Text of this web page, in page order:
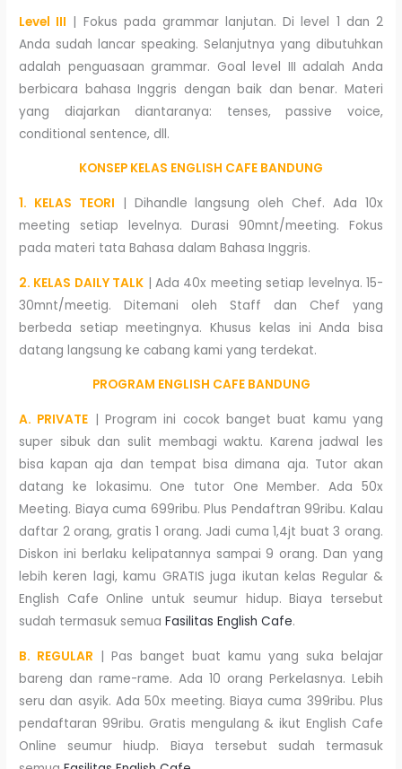
Level III | Fokus pada grammar lanjutan. Di level 1 dan 2
Anda sudah lancar speaking. Selanjutnya yang dibutuhkan
adalah penguasaan grammar. Goal level III adalah Anda
berbicara bahasa Inggris dengan baik dan benar. Materi
yang diajarkan diantaranya: tenses, passive voice,
conditional sentence, dll.
KONSEP KELAS ENGLISH CAFE BANDUNG
1. KELAS TEORI | Dihandle langsung oleh Chef. Ada 10x
meeting setiap levelnya. Durasi 90mnt/meeting. Fokus
pada materi tata Bahasa dalam Bahasa Inggris.
2. KELAS DAILY TALK | Ada 40x meeting setiap levelnya. 15-
30mnt/meetig. Ditemani oleh Staff dan Chef yang
berbeda setiap meetingnya. Khusus kelas ini Anda bisa
datang langsung ke cabang kami yang terdekat.
PROGRAM ENGLISH CAFE BANDUNG
A. PRIVATE | Program ini cocok banget buat kamu yang
super sibuk dan sulit membagi waktu. Karena jadwal les
bisa kapan aja dan tempat bisa dimana aja. Tutor akan
datang ke lokasimu. One tutor One Member. Ada 50x
Meeting. Biaya cuma 699ribu. Plus Pendaftran 99ribu. Kalau
daftar 2 orang, gratis 1 orang. Jadi cuma 1,4jt buat 3 orang.
Diskon ini berlaku kelipatannya sampai 9 orang. Dan yang
lebih keren lagi, kamu GRATIS juga ikutan kelas Regular &
English Cafe Online untuk seumur hidup. Biaya tersebut
sudah termasuk semuaFasilitas English Cafe.
B. REGULAR | Pas banget buat kamu yang suka belajar
bareng dan rame-rame. Ada 10 orang Perkelasnya. Lebih
seru dan asyik. Ada 50x meeting. Biaya cuma 399ribu. Plus
pendaftaran 99ribu. Gratis mengulang & ikut English Cafe
Online seumur hiudp. Biaya tersebut sudah termasuk